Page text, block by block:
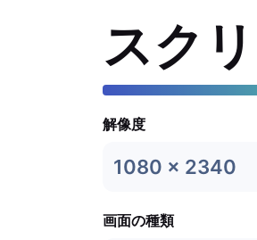
スク
解像度
1080 x 2340
画面の種類